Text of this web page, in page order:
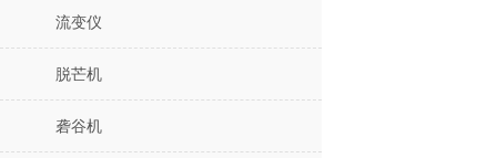
流变仪
脱芒机
砻谷机